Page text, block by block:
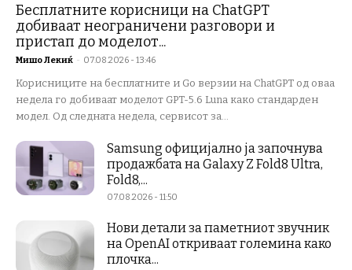
Бесплатните корисници на ChatGPT
добиваат неограничени разговори и
пристап до моделот...
Мишо Лекиќ - 07.08.2026 - 13:46
Корисниците на бесплатните и Go верзии на ChatGPT од оваа
недела го добиваат моделот GPT-5.6 Luna како стандарден
модел. Од следната недела, сервисот за...
Samsung официјално ја започнува
продажбата на Galaxy Z Fold8 Ultra,
Fold8,...
07.08.2026 - 11:50
Нови детали за паметниот звучник
на OpenAI откриваат големина како
плочка...